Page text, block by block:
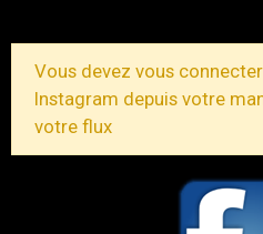
Vous devez vous
Instagram depuis votre
votre flux